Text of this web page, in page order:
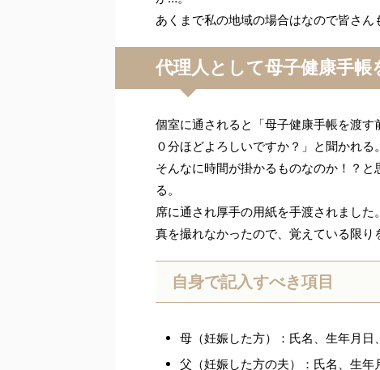
あくまで私の地域の場合はなので皆さん
代理人として母子健康手
個室に通されると「母子健康手帳を渡
０分ほどよろしいですか？」と聞かれる。
そんなに時間が掛かるものなのか！？
る。
席に通され厚手の用紙を手渡されまし
真を撮れなかったので、覚えている限り
自身で記入すべき項目
母（妊娠した方）：氏名、生年月
父（妊娠した方の夫）：氏名、生